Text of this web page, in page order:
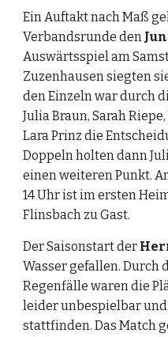
Ein Auftakt nach Maß
Verbandsrunde den
Auswärtsspiel am
Zuzenhausen siegten
den Einzeln war durch
Julia Braun, Sarah
Lara Prinz die
Doppeln holten dann
einen weiteren Punkt.
14 Uhr ist im ersten
Flinsbach zu Gast.
Der Saisonstart der
Wasser gefallen. Durch
Regenfälle waren die
leider unbespielbar
stattfinden. Das Match